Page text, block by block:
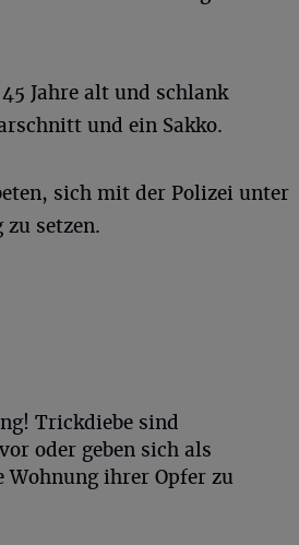
Jahre alt und schlank
und ein Sakko.
sich mit der Polizei unter
setzen.
Trickdiebe sind
oder geben sich als
ihrer Opfer zu